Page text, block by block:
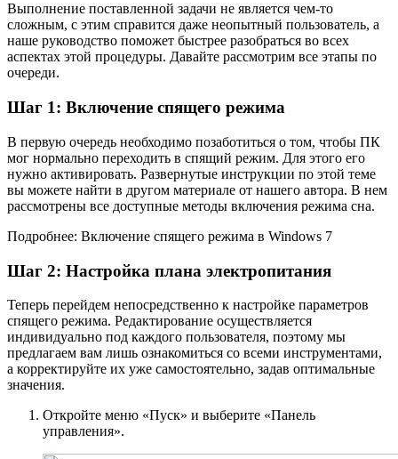
Выполнение поставленной задачи не является чем-то
сложным, с этим справится даже неопытный пользователь, а
наше руководство поможет быстрее разобраться во всех
аспектах этой процедуры. Давайте рассмотрим все этапы по
очереди.
Шаг 1: Включение спящего режима
В первую очередь необходимо позаботиться о том, чтобы ПК
мог нормально переходить в спящий режим. Для этого его
нужно активировать. Развернутые инструкции по этой теме
вы можете найти в другом материале от нашего автора. В нем
рассмотрены все доступные методы включения режима сна.
Подробнее: Включение спящего режима в Windows 7
Шаг 2: Настройка плана электропитания
Теперь перейдем непосредственно к настройке параметров
спящего режима. Редактирование осуществляется
индивидуально под каждого пользователя, поэтому мы
предлагаем вам лишь ознакомиться со всеми инструментами,
а корректируйте их уже самостоятельно, задав оптимальные
значения.
Откройте меню «Пуск» и выберите «Панель
управления».